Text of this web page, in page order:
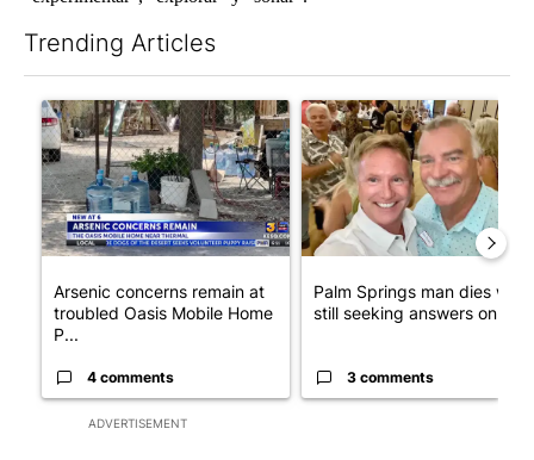
Trending Articles
ADVERTISEMENT
A trending article titled "Arsenic concerns remain at troubled
Arsenic concerns remain at
troubled Oasis Mobile Home
P...
4 comments
A trending article titled
Palm Springs man dies while
still seeking answers on hu...
3 comments